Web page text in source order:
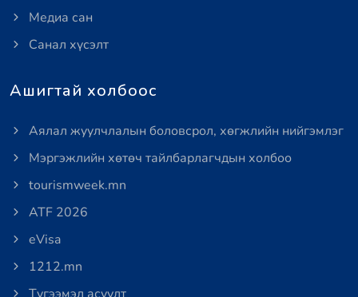
Медиа сан
Санал хүсэлт
Ашигтай холбоос
Аялал жуулчлалын боловсрол, хөгжлийн нийгэмлэг
Мэргэжлийн хөтөч тайлбарлагчдын холбоо
tourismweek.mn
ATF 2026
eVisa
1212.mn